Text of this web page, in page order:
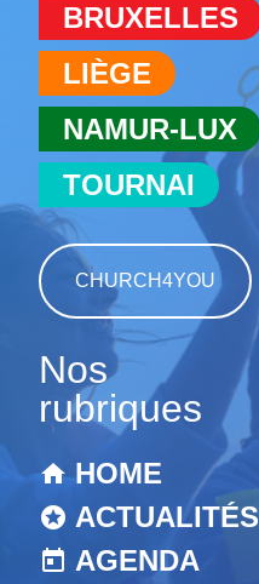
BRUXELLES
LIÈGE
NAMUR-LUX
TOURNAI
CHURCH4YOU
Nos
rubriques
HOME
ACTUALITÉS
AGENDA